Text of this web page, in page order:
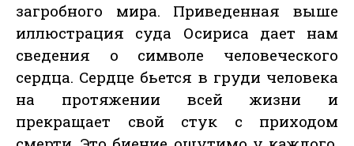
загробного мира. Приведенная выше
иллюстрация суда Осириса дает нам
сведения о символе человеческого
сердца. Сердце бьется в груди человека
на протяжении всей жизни и
прекращает свой стук с приходом